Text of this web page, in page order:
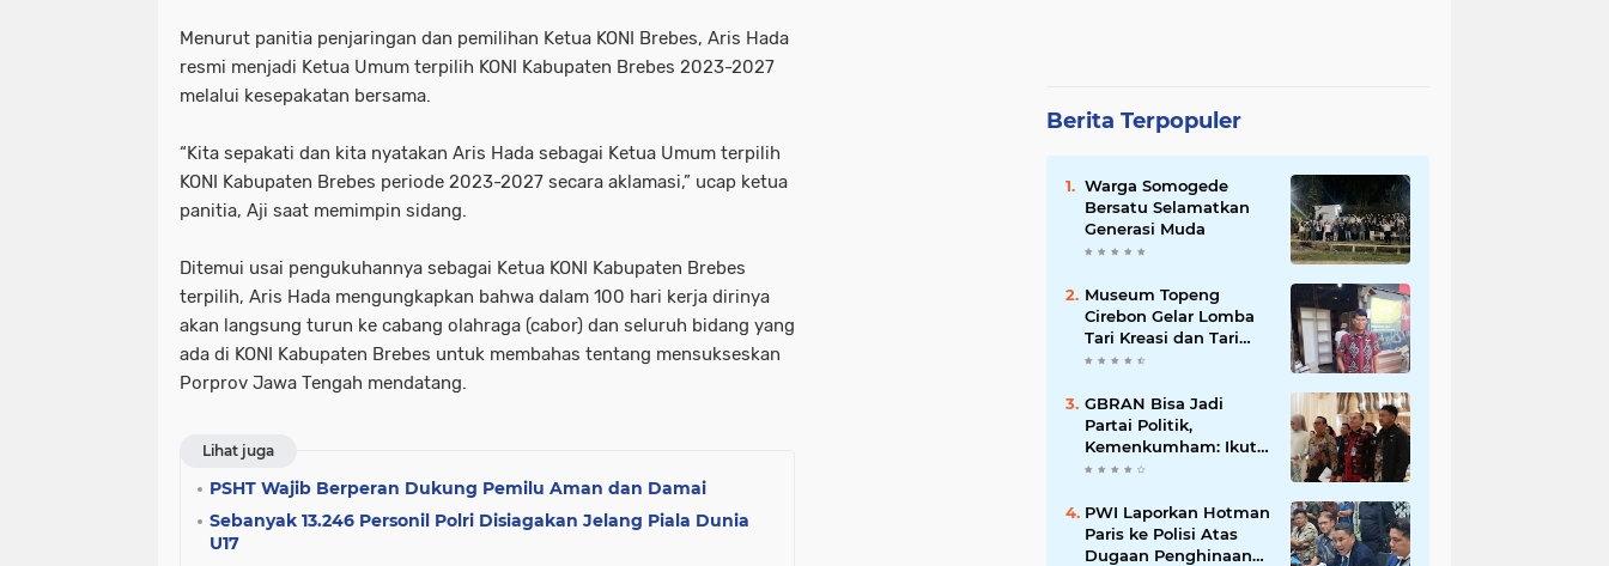
Menurut panitia penjaringan dan pemilihan Ketua KONI Brebes, Aris Hada
resmi menjadi Ketua Umum terpilih KONI Kabupaten Brebes 2023-2027
melalui kesepakatan bersama.
“Kita sepakati dan kita nyatakan Aris Hada sebagai Ketua Umum terpilih
KONI Kabupaten Brebes periode 2023-2027 secara aklamasi,” ucap ketua
panitia, Aji saat memimpin sidang.
Ditemui usai pengukuhannya sebagai Ketua KONI Kabupaten Brebes
terpilih, Aris Hada mengungkapkan bahwa dalam 100 hari kerja dirinya
akan langsung turun ke cabang olahraga (cabor) dan seluruh bidang yang
ada di KONI Kabupaten Brebes untuk membahas tentang mensukseskan
Porprov Jawa Tengah mendatang.
Lihat juga
PSHT Wajib Berperan Dukung Pemilu Aman dan Damai
Sebanyak 13.246 Personil Polri Disiagakan Jelang Piala Dunia
U17
Berita Terpopuler
Warga Somogede
Bersatu Selamatkan
Generasi Muda
Museum Topeng
Cirebon Gelar Lomba
Tari Kreasi dan Tari
Topeng, Perebutkan
GBRAN Bisa Jadi
Partai Politik,
Kemenkumham: Ikuti
Mekanisme Undang-
PWI Laporkan Hotman
Paris ke Polisi Atas
Dugaan Penghinaan